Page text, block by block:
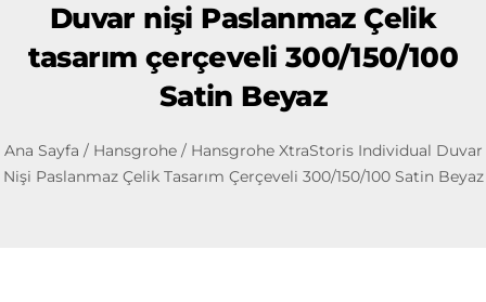
Duvar nişi Paslanmaz Çelik
tasarım çerçeveli 300/150/100
Satin Beyaz
Ana Sayfa / Hansgrohe/ Hansgrohe XtraStoris Individual Duvar
Nişi Paslanmaz Çelik Tasarım Çerçeveli 300/150/100 Satin Beyaz